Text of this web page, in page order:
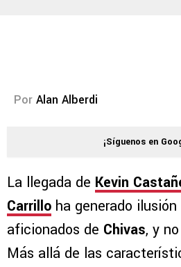
Por Alan Alberdi
¡Síguenos en
La llegada de Kevin
Carrillo ha generado
aficionados de Chivas, y
Más allá de las